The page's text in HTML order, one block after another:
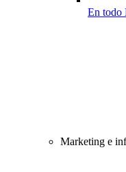
En todo
Marketing e